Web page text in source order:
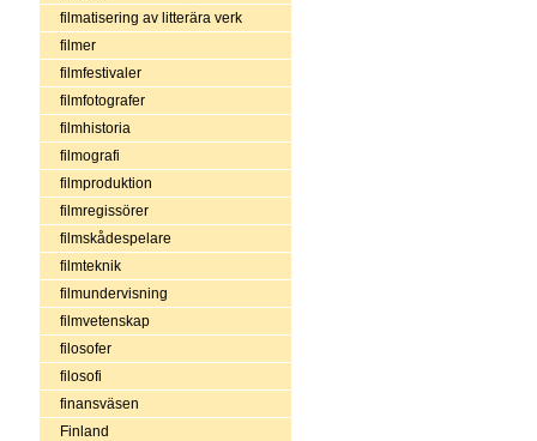
filmatisering av litterära verk
filmer
filmfestivaler
filmfotografer
filmhistoria
filmografi
filmproduktion
filmregissörer
filmskådespelare
filmteknik
filmundervisning
filmvetenskap
filosofer
filosofi
finansväsen
Finland